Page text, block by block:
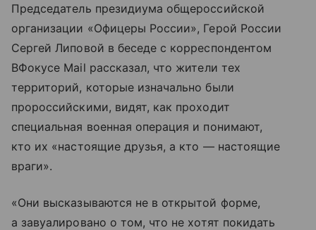
Председатель президиума общероссийской
организации «Офицеры России», Герой России
Сергей Липовой в беседе с корреспондентом
ВФокусе Mail рассказал, что жители тех
территорий, которые изначально были
пророссийскими, видят, как проходит
специальная военная операция и понимают,
кто их «настоящие друзья, а кто — настоящие
враги».
«Они высказываются не в открытой форме,
а завуалировано о том, что не хотят покидать